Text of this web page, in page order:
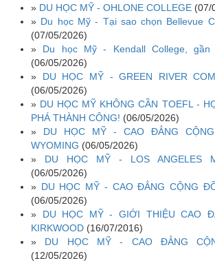
» DU HỌC MỸ - OHLONE COLLEGE (07/
» Du học Mỹ - Tại sao chọn Bellevue
(07/05/2026)
» Du học Mỹ - Kendall College, gần
(06/05/2026)
» DU HỌC MỸ - GREEN RIVER
(06/05/2026)
» DU HỌC MỸ KHÔNG CẦN TOEFL -
PHÁ THÀNH CÔNG! (06/05/2026)
» DU HỌC MỸ - CAO ĐẲNG CỘNG
WYOMING (06/05/2026)
» DU HỌC MỸ - LOS ANGELES
(06/05/2026)
» DU HỌC MỸ - CAO ĐẲNG CỘNG
(06/05/2026)
» DU HỌC MỸ - GIỚI THIỆU CAO
KIRKWOOD (16/07/2016)
» DU HỌC MỸ - CAO ĐẲNG
(12/05/2026)